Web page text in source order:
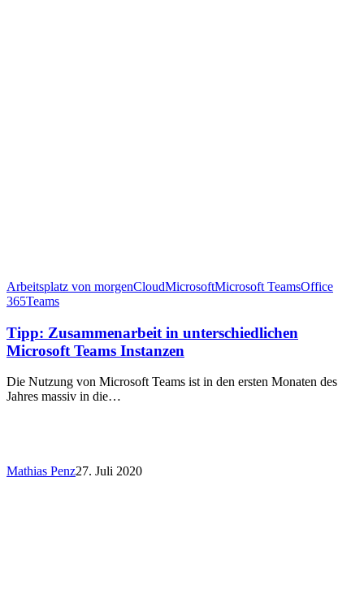
Arbeitsplatz von morgenCloudMicrosoftMicrosoft TeamsOffice
365Teams
Tipp: Zusammenarbeit in unterschiedlichen
Microsoft Teams Instanzen
Die Nutzung von Microsoft Teams ist in den ersten Monaten des
Jahres massiv in die…
Mathias Penz27. Juli 2020